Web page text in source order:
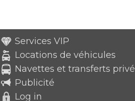
Services VIP
Locations de véhicules
Navettes et transferts
Publicité
Log in